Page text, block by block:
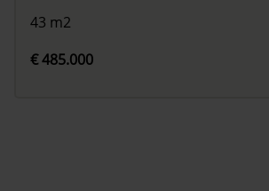
43 m2
€ 485.000